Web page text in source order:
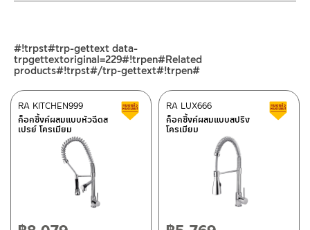
ศูนย์บริการและอะไหล่ กรุงเทพฯ
662/61-62 ถนน พระราม3 แขวงบางโพงพาง เขตยานนาวา กรุงเทพฯ
โทร: 02-358-0080 / 080-075-8668 / 091-545-0556
ศูนย์บริการและอะไหล่
– Shopee
–Lazada
–ซื้อสินค้าชิ้นนี้บน Shopee>>คลิกที่นี่<<
–ซื้อสินค้าชิ้นนี้บน Lazada>> คลิกที่นี่<<
ติดต่อพนักงานขาย / Contact Sales Staff
โทร: 02-285-5795
@charnpaiboon.sales
#!trpst#trp-gettext data-
trpgettextoriginal=229#!trpen#Related
products#!trpst#/trp-gettext#!trpen#
ก็อกซิ้งค์ผสมแบบหัวฉีดส
เปรย์ โครเมียม
RA KITCHEN999 สินค้าลดราคา เคลียร์สต็อก
ก็อกซิ้งค์ผสมแบบสปริง
โครเมียม
RA LUX666